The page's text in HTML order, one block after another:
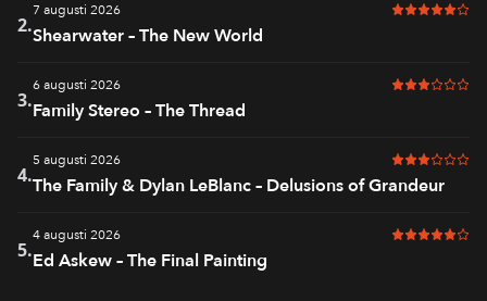
2.
7 augusti 2026 5 av 6 i
Shearwater – The New World
3.
6 augusti 2026 3 av 6 i
Family Stereo – The Thread
4.
5 augusti 2026 3 av 6 i
The Family & Dylan LeBlanc – Delusions of Grandeur
5.
4 augusti 2026 5 av 6 i
Ed Askew – The Final Painting